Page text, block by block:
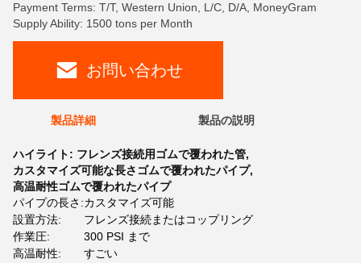
Payment Terms: T/T, Western Union, L/C, D/A, MoneyGram
Supply Ability: 1500 tons per Month
お問い合わせ
製品詳細 製品の説明
ハイライト: フレンズ接続用ゴムで覆われた管,
カスタマイズ可能な長さゴムで覆われたパイプ,
高温耐性ゴムで覆われたパイプ
パイプの長さ:カスタマイズ可能
設置方法:
フレンズ接続またはコップリング
作業圧:
300 PSI まで
高温耐性:
すごい